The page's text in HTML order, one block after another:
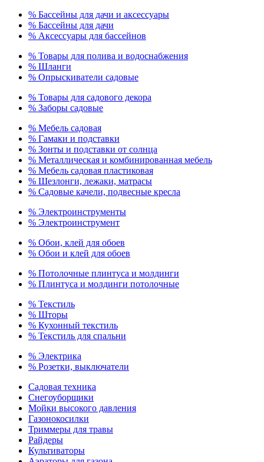
% Бассейны для дачи и аксессуары
% Бассейны для дачи
% Аксессуары для бассейнов
% Товары для полива и водоснабжения
% Шланги
% Опрыскиватели садовые
% Товары для садового декора
% Заборы садовые
% Мебель садовая
% Гамаки и подставки
% Зонты и подставки от солнца
% Металлическая и комбинированная мебель
% Мебель садовая пластиковая
% Шезлонги, лежаки, матрасы
% Садовые качели, подвесные кресла
% Электроинструменты
% Электроинструмент
% Обои, клей для обоев
% Обои и клей для обоев
% Потолочные плинтуса и молдинги
% Плинтуса и молдинги потолочные
% Текстиль
% Шторы
% Кухонный текстиль
% Текстиль для спальни
% Электрика
% Розетки, выключатели
Садовая техника
Снегоуборщики
Мойки высокого давления
Газонокосилки
Триммеры для травы
Райдеры
Культиваторы